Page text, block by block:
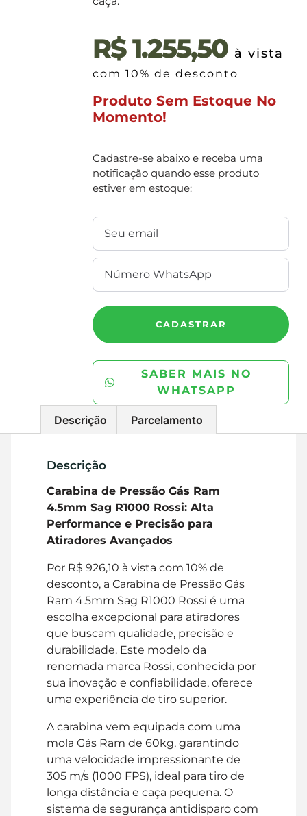
R$1.255,50 à vista
com 10% de desconto
Produto Sem Estoque No
Momento!
Cadastre-se abaixo e receba uma
notificação quando esse produto
estiver em estoque:
CADASTRAR
SABER MAIS NO
WHATSAPP
Descrição Parcelamento
Descrição
Carabina de Pressão Gás Ram
4.5mm Sag R1000 Rossi: Alta
Performance e Precisão para
Atiradores Avançados
Por R$ 926,10 à vista com 10% de
desconto, a Carabina de Pressão Gás
Ram 4.5mm Sag R1000 Rossi é uma
escolha excepcional para atiradores
que buscam qualidade, precisão e
durabilidade. Este modelo da
renomada marca Rossi, conhecida por
sua inovação e confiabilidade, oferece
uma experiência de tiro superior.
A carabina vem equipada com uma
mola Gás Ram de 60kg, garantindo
uma velocidade impressionante de
305 m/s (1000 FPS), ideal para tiro de
longa distância e caça pequena. O
sistema de segurança antidisparo com